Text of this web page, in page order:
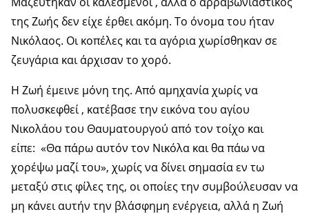
της Ζωής δεν είχε έρθει ακόμη. Το όνομα του ήταν
Νικόλαος. Οι κοπέλες και τα αγόρια χωρίσθηκαν σε
ζευγάρια και άρχισαν το χορό.
Η Ζωή έμεινε μόνη της. Από αμηχανία χωρίς να
πολυσκεφθεί , κατέβασε την εικόνα του αγίου
Νικολάου του Θαυματουργού από τον τοίχο και
είπε: «Θα πάρω αυτόν τον Νικόλα και θα πάω να
χορέψω μαζί του», χωρίς να δίνει σημασία εν τω
μεταξύ στις φίλες της, οι οποίες την συμβούλευσαν να
μη κάνει αυτήν την βλάσφημη ενέργεια, αλλά η Ζωή